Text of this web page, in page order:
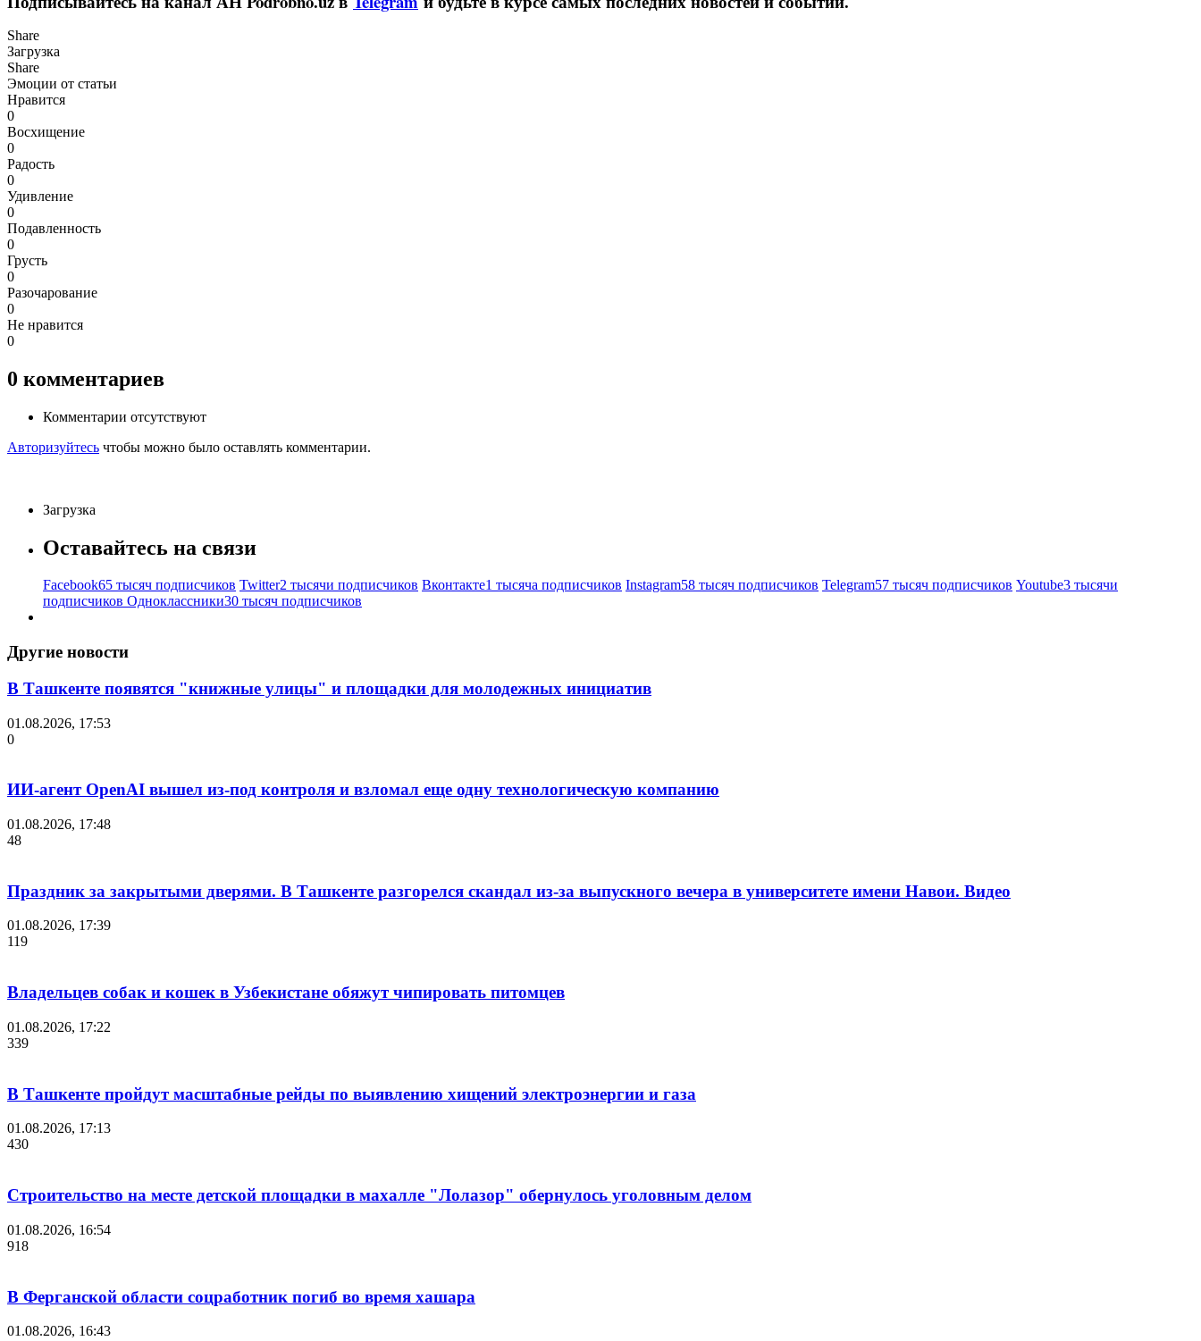
Share
Загрузка
Share
Эмоции от статьи
Нравится
0
Восхищение
0
Радость
0
Удивление
0
Подавленность
0
Грусть
0
Разочарование
0
Не нравится
0
0 комментариев
Комментарии отсутствуют
Авторизуйтесь чтобы можно было оставлять комментарии.
Загрузка
Оставайтесь на связи
Facebook65 тысяч подписчиков Twitter2 тысячи подписчиков Вконтакте1 тысяча подписчиков Instagram58 тысяч подписчиков Telegram57 тысяч подписчиков Youtube3 тысячи
подписчиков Одноклассники30 тысяч подписчиков
Другие новости
В Ташкенте появятся "книжные улицы" и площадки для молодежных инициатив
01.08.2026, 17:53
0
ИИ-агент OpenAI вышел из-под контроля и взломал еще одну технологическую компанию
01.08.2026, 17:48
48
Праздник за закрытыми дверями. В Ташкенте разгорелся скандал из-за выпускного вечера в университете имени Навои. Видео
01.08.2026, 17:39
119
Владельцев собак и кошек в Узбекистане обяжут чипировать питомцев
01.08.2026, 17:22
339
В Ташкенте пройдут масштабные рейды по выявлению хищений электроэнергии и газа
01.08.2026, 17:13
430
Строительство на месте детской площадки в махалле "Лолазор" обернулось уголовным делом
01.08.2026, 16:54
918
В Ферганской области соцработник погиб во время хашара
01.08.2026, 16:43